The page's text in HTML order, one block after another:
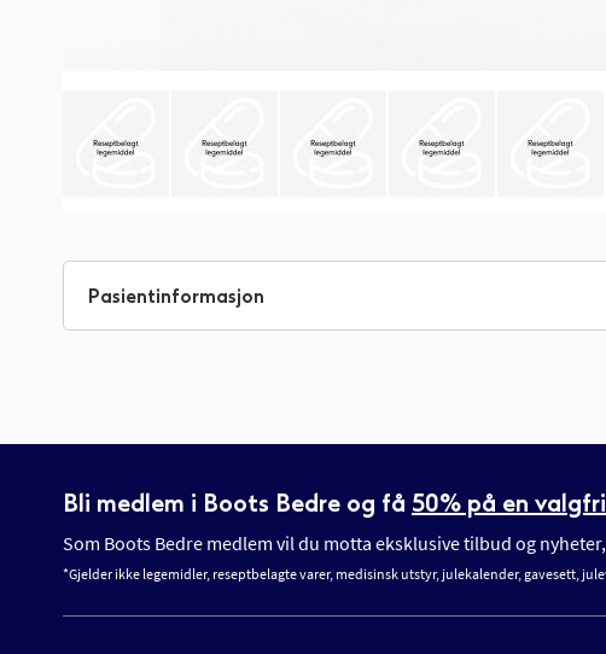
til
begynnelsen
Pasientinformasjon
Bli medlem i Boots Bedre og få 50% på en
Som Boots Bedre medlem vil du motta eksklusive tilbud og
*Gjelder ikke legemidler, reseptbelagte varer, medisinsk utstyr, julekalender, gavesett,